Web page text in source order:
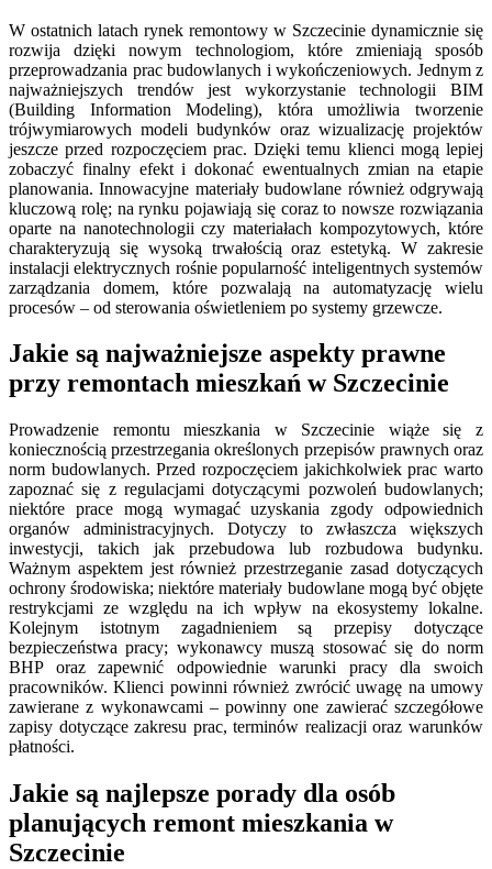
W ostatnich latach rynek remontowy w Szczecinie dynamicznie się
rozwija dzięki nowym technologiom, które zmieniają sposób
przeprowadzania prac budowlanych i wykończeniowych. Jednym z
najważniejszych trendów jest wykorzystanie technologii BIM
(Building Information Modeling), która umożliwia tworzenie
trójwymiarowych modeli budynków oraz wizualizację projektów
jeszcze przed rozpoczęciem prac. Dzięki temu klienci mogą lepiej
zobaczyć finalny efekt i dokonać ewentualnych zmian na etapie
planowania. Innowacyjne materiały budowlane również odgrywają
kluczową rolę; na rynku pojawiają się coraz to nowsze rozwiązania
oparte na nanotechnologii czy materiałach kompozytowych, które
charakteryzują się wysoką trwałością oraz estetyką. W zakresie
instalacji elektrycznych rośnie popularność inteligentnych systemów
zarządzania domem, które pozwalają na automatyzację wielu
procesów – od sterowania oświetleniem po systemy grzewcze.
Jakie są najważniejsze aspekty prawne
przy remontach mieszkań w Szczecinie
Prowadzenie remontu mieszkania w Szczecinie wiąże się z
koniecznością przestrzegania określonych przepisów prawnych oraz
norm budowlanych. Przed rozpoczęciem jakichkolwiek prac warto
zapoznać się z regulacjami dotyczącymi pozwoleń budowlanych;
niektóre prace mogą wymagać uzyskania zgody odpowiednich
organów administracyjnych. Dotyczy to zwłaszcza większych
inwestycji, takich jak przebudowa lub rozbudowa budynku.
Ważnym aspektem jest również przestrzeganie zasad dotyczących
ochrony środowiska; niektóre materiały budowlane mogą być objęte
restrykcjami ze względu na ich wpływ na ekosystemy lokalne.
Kolejnym istotnym zagadnieniem są przepisy dotyczące
bezpieczeństwa pracy; wykonawcy muszą stosować się do norm
BHP oraz zapewnić odpowiednie warunki pracy dla swoich
pracowników. Klienci powinni również zwrócić uwagę na umowy
zawierane z wykonawcami – powinny one zawierać szczegółowe
zapisy dotyczące zakresu prac, terminów realizacji oraz warunków
płatności.
Jakie są najlepsze porady dla osób
planujących remont mieszkania w
Szczecinie